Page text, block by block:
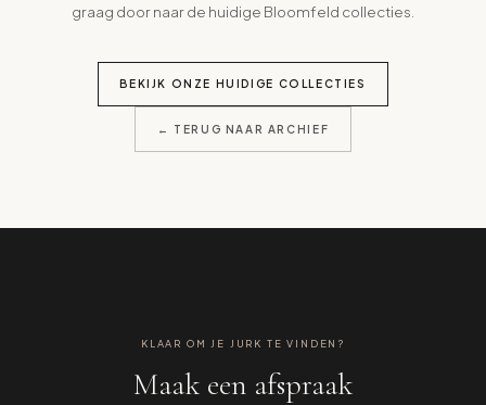
graag door naar de huidige Bloomfeld collecties.
BEKIJK ONZE HUIDIGE COLLECTIES
← TERUG NAAR ARCHIEF
KLAAR OM JE JURK TE VINDEN?
Maak een afspraak